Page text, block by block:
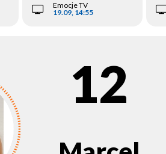
Emocje TV
19.09, 14:55
12